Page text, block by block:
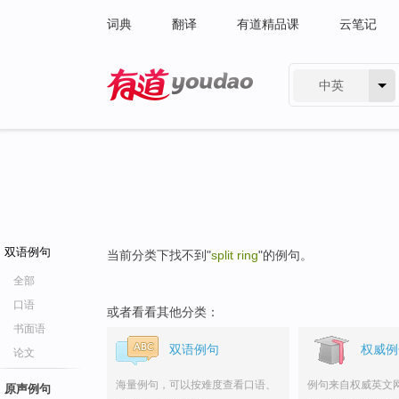
词典 翻译 有道精品课 云笔记
中英
双语例句
全部
口语
书面语
论文
原声例句
当前分类下找不到"split ring"的例句。
或者看看其他分类：
双语例句
海量例句，可以按难度查看口语、
权威
例句来自权威英文